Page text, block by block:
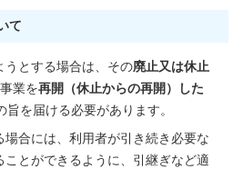
て
うとする場合は、その廃止又は休止
業を再開（休止からの再開）した
旨を届ける必要があります。
場合には、利用者が引き続き必要な
とができるように、引継ぎなど適